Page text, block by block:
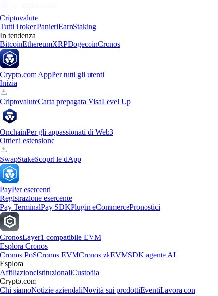
Criptovalute
Tutti i tokenPanieriEarnStaking
In tendenza
BitcoinEthereumXRPDogecoinCronos
Crypto.com AppPer tutti gli utenti
Inizia
CriptovaluteCarta prepagata VisaLevel Up
OnchainPer gli appassionati di Web3
Ottieni estensione
SwapStakeScopri le dApp
PayPer esercenti
Registrazione esercente
Pay TerminalPay SDKPlugin eCommercePronostici
CronosLayer1 compatibile EVM
Esplora Cronos
Cronos PoSCronos EVMCronos zkEVMSDK agente AI
Esplora
AffiliazioneIstituzionaliCustodia
Crypto.com
Chi siamoNotizie aziendaliNovità sui prodottiEventiLavora con